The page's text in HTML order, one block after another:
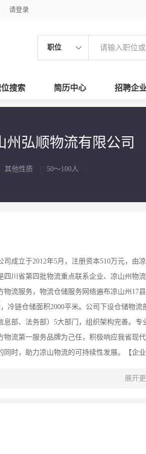
请登录
职位
搜索 简历中心 招聘企
州弘顺物流有限公司
其他性质 50～100人
司成立于2012年5月，注册资本510万元，
四川省第四批物流重点联系企业、凉山州物
物流服务，物流仓储服务网络遍布凉山州17
冷链仓储面积2000平米。公司下设仓储物
息部、法务部）5大部门，组织架构完善。专
物流第一服务品牌为己任，积极响应我省现
同时，助力凉山物流的可持续性发展。【企
系企业、凉山州物流重点联系企业。3。凉
6。凉山州弘顺物流有限公司荣获2016年凉
展开